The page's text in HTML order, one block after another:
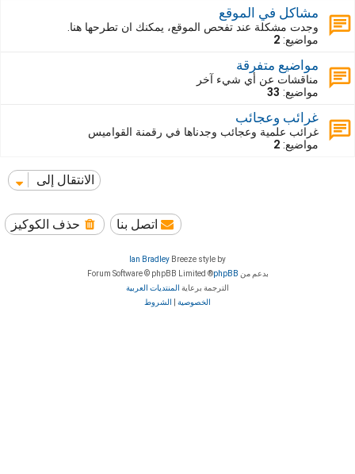
مشاكل في الموقع
وجدت مشكلة عند تفحص الموقع، يمكنك ان تطرحها هنا.
مواضيع: 2
مواضيع متفرقة
مناقشات عن أي شيء آخر
مواضيع: 33
غرائب وعجائب
غرائب علمية وعجائب وجدناها في رقمنة القواميس
مواضيع: 2
الانتقال إلى
حذف الكوكيز اتصل بنا
Breeze style by
Ian Bradley
بدعم من phpBB
® Forum Software © phpBB Limited
الترجمة برعاية المنتديات العربية
الخصوصية
الشروط